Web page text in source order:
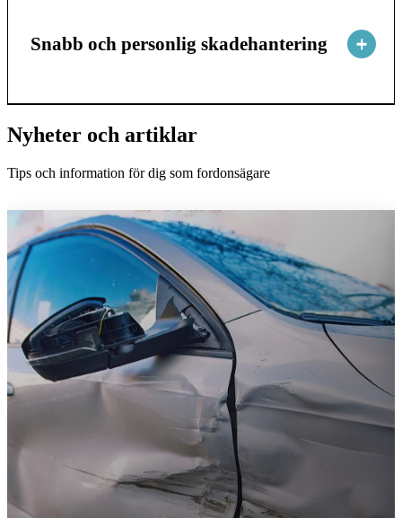
Snabb och personlig skadehantering
Nyheter och artiklar
Tips och information för dig som fordonsägare